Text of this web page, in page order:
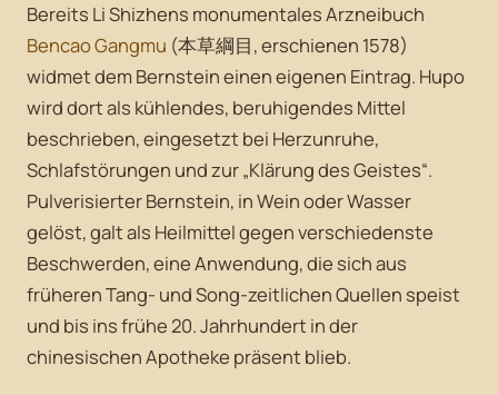
Bereits Li Shizhens monumentales Arzneibuch
Bencao Gangmu (本草綱目, erschienen 1578)
widmet dem Bernstein einen eigenen Eintrag. Hupo
wird dort als kühlendes, beruhigendes Mittel
beschrieben, eingesetzt bei Herzunruhe,
Schlafstörungen und zur „Klärung des Geistes“.
Pulverisierter Bernstein, in Wein oder Wasser
gelöst, galt als Heilmittel gegen verschiedenste
Beschwerden, eine Anwendung, die sich aus
früheren Tang- und Song-zeitlichen Quellen speist
und bis ins frühe 20. Jahrhundert in der
chinesischen Apotheke präsent blieb.